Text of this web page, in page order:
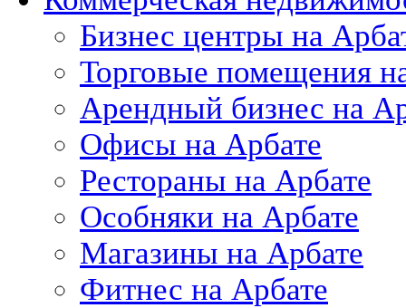
Бизнес центры на
Торговые помещения
Арендный бизнес на
Офисы на Арбате
Рестораны на Арбате
Особняки на Арбате
Магазины на Арбате
Фитнес на Арбате